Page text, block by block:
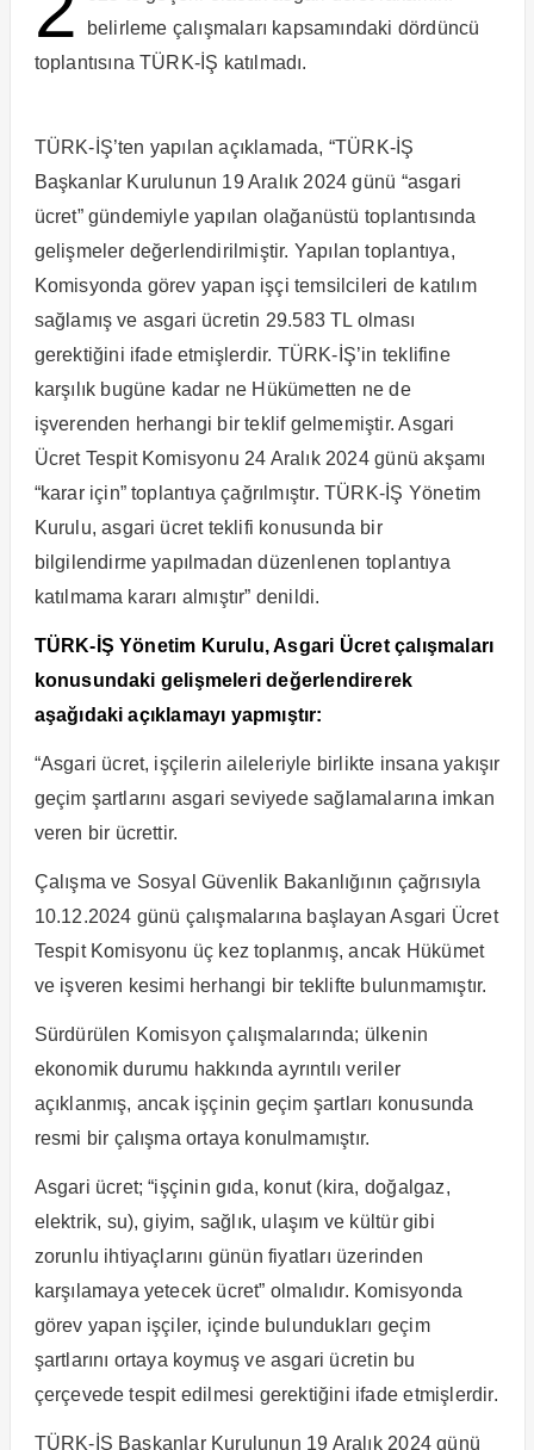
belirleme çalışmaları kapsamındaki dördüncü
toplantısına TÜRK-İŞ katılmadı.
TÜRK-İŞ’ten yapılan açıklamada, “TÜRK-İŞ
Başkanlar Kurulunun 19 Aralık 2024 günü “asgari
ücret” gündemiyle yapılan olağanüstü toplantısında
gelişmeler değerlendirilmiştir. Yapılan toplantıya,
Komisyonda görev yapan işçi temsilcileri de katılım
sağlamış ve asgari ücretin 29.583 TL olması
gerektiğini ifade etmişlerdir. TÜRK-İŞ’in teklifine
karşılık bugüne kadar ne Hükümetten ne de
işverenden herhangi bir teklif gelmemiştir. Asgari
Ücret Tespit Komisyonu 24 Aralık 2024 günü akşamı
“karar için” toplantıya çağrılmıştır. TÜRK-İŞ Yönetim
Kurulu, asgari ücret teklifi konusunda bir
bilgilendirme yapılmadan düzenlenen toplantıya
katılmama kararı almıştır” denildi.
TÜRK-İŞ Yönetim Kurulu, Asgari Ücret çalışmaları
konusundaki gelişmeleri değerlendirerek
aşağıdaki açıklamayı yapmıştır:
“Asgari ücret, işçilerin aileleriyle birlikte insana yakışır
geçim şartlarını asgari seviyede sağlamalarına imkan
veren bir ücrettir.
Çalışma ve Sosyal Güvenlik Bakanlığının çağrısıyla
10.12.2024 günü çalışmalarına başlayan Asgari Ücret
Tespit Komisyonu üç kez toplanmış, ancak Hükümet
ve işveren kesimi herhangi bir teklifte bulunmamıştır.
Sürdürülen Komisyon çalışmalarında; ülkenin
ekonomik durumu hakkında ayrıntılı veriler
açıklanmış, ancak işçinin geçim şartları konusunda
resmi bir çalışma ortaya konulmamıştır.
Asgari ücret; “işçinin gıda, konut (kira, doğalgaz,
elektrik, su), giyim, sağlık, ulaşım ve kültür gibi
zorunlu ihtiyaçlarını günün fiyatları üzerinden
karşılamaya yetecek ücret” olmalıdır. Komisyonda
görev yapan işçiler, içinde bulundukları geçim
şartlarını ortaya koymuş ve asgari ücretin bu
çerçevede tespit edilmesi gerektiğini ifade etmişlerdir.
TÜRK-İŞ Başkanlar Kurulunun 19 Aralık 2024 günü